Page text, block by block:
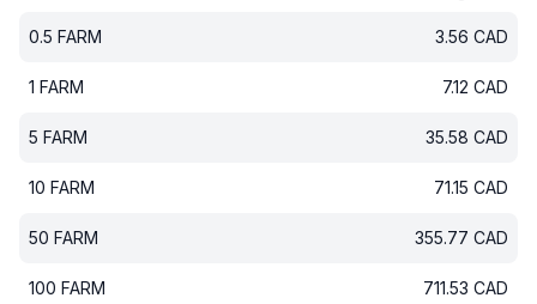
0.5 FARM 3.56 CAD
1 FARM 7.12 CAD
5 FARM 35.58 CAD
10 FARM 71.15 CAD
50 FARM 355.77 CAD
100 FARM 711.53 CAD